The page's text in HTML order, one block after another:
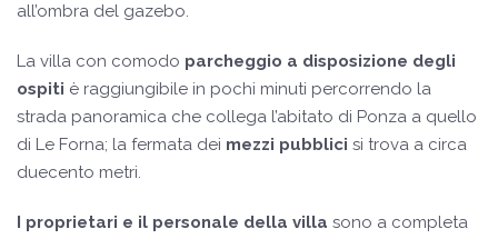
all’ombra del gazebo.
La villa con comodo parcheggio a disposizione degli
ospiti è raggiungibile in pochi minuti percorrendo la
strada panoramica che collega l’abitato di Ponza a quello
di Le Forna; la fermata dei mezzi pubblici si trova a circa
duecento metri.
I proprietari e il personale della villa sono a completa